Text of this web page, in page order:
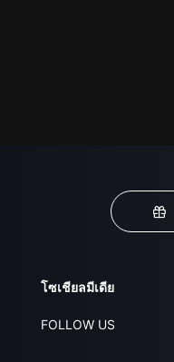
โซเชียลมีเดีย
FOLLOW US